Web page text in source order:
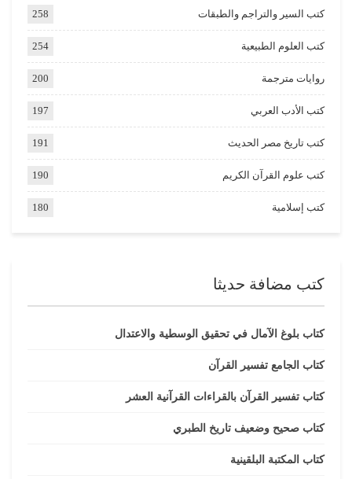
كتب السير والتراجم والطبقات 258
كتب العلوم الطبيعية 254
روايات مترجمة 200
كتب الأدب العربي 197
كتب تاريخ مصر الحديث 191
كتب علوم القرآن الكريم 190
كتب إسلامية 180
كتب مضافة حديثا
كتاب بلوغ الآمال في تحقيق الوسطية والاعتدال
كتاب الجامع تفسير القرآن
كتاب تفسير القرآن بالقراءات القرآنية العشر
كتاب صحيح وضعيف تاريخ الطبري
كتاب المكتبة البلقينية